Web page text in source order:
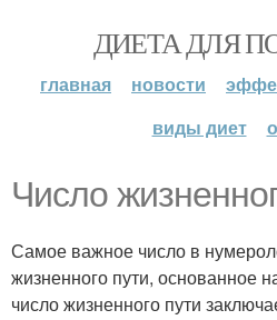
ДИЕТА ДЛЯ
главная новости
виды диет
Число
Самое важное число в
жизненного пути, основанное
число жизненного пути